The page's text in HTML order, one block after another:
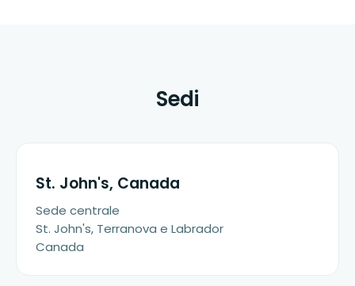
Sedi
St. John's, Canada
Sede centrale
St. John's, Terranova e Labrador
Canada